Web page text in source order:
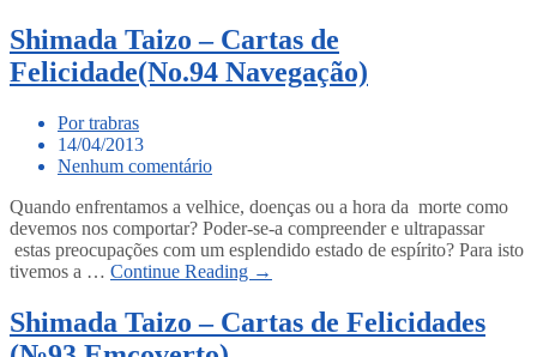
Shimada Taizo – Cartas de
Felicidade(No.94 Navegação)
Por trabras
14/04/2013
Nenhum comentário
Quando enfrentamos a velhice, doenças ou a hora da morte como
devemos nos comportar? Poder-se-a compreender e ultrapassar
estas preocupações com um esplendido estado de espírito? Para isto
tivemos a … Continue Reading →
Shimada Taizo – Cartas de Felicidades